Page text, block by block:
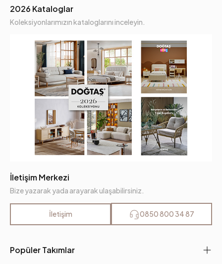
Popüler Takımlar
2026 Kataloglar
Koleksiyonlarımızın kataloglarını inceleyin.
İletişim Merkezi
Bize yazarak yada arayarak ulaşabilirsiniz.
İletişim 0850 800 34 87